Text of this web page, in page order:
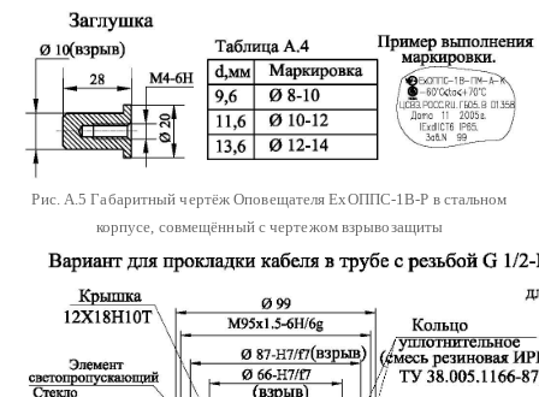
Рис. А.5 Габаритный чертёж Оповещателя ЕхОППС-1В-Р в стальном
корпусе, совмещённый с чертежом взрывозащиты